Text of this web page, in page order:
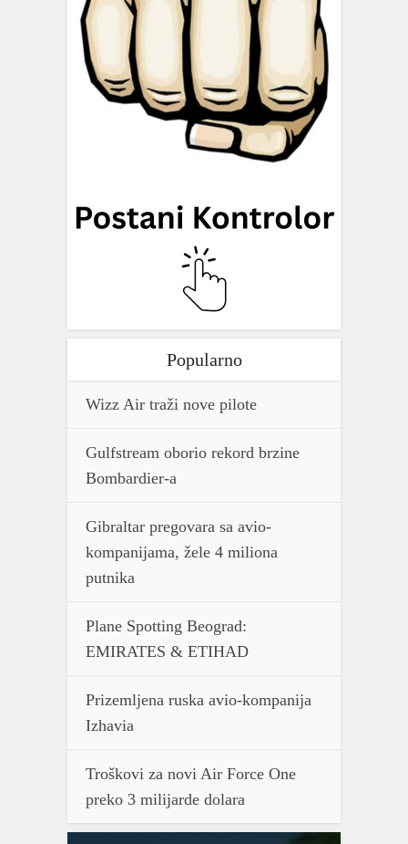
Popularno
Wizz Air traži nove pilote
Gulfstream oborio rekord brzine
Bombardier-a
Gibraltar pregovara sa avio-
kompanijama, žele 4 miliona
putnika
Plane Spotting Beograd:
EMIRATES & ETIHAD
Prizemljena ruska avio-kompanija
Izhavia
Troškovi za novi Air Force One
preko 3 milijarde dolara